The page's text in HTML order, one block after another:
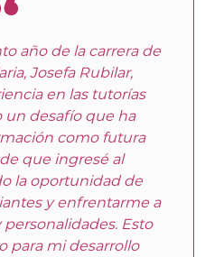
año de la carrera de
Josefa Rubilar,
en las tutorías
un desafío que ha
como futura
que ingresé al
la oportunidad de
y enfrentarme a
Esto
para mi desarrollo